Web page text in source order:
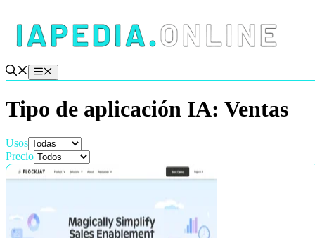
contenido
Menú
Tipo de aplicación IA: Ventas
Usos
Precio